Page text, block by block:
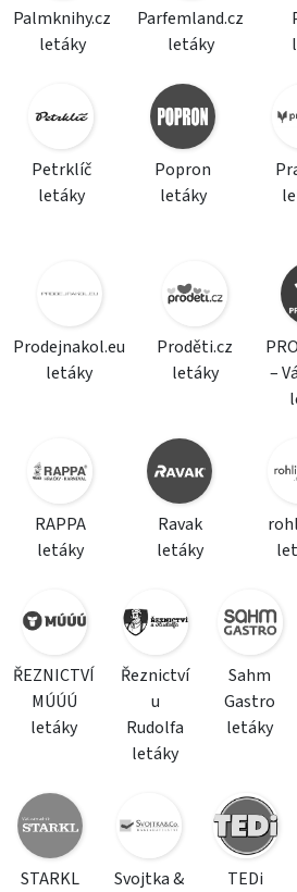
Palmknihy.cz
letáky
Parfemland.cz
letáky
Petrklíč
letáky
Popron
letáky
Prodejnakol.eu
letáky
Proděti.cz
letáky
–
RAPPA
letáky
Ravak
letáky
ŘEZNICTVÍ
MÚÚÚ
letáky
Řeznictví
u
Rudolfa
letáky
Sahm
Gastro
letáky
STARKL
Svojtka &
TEDi